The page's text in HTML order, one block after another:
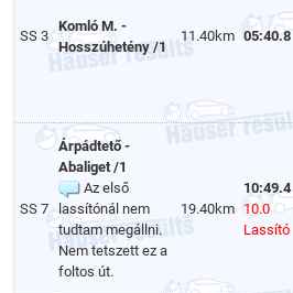
SS 3
Komló M. -
Hosszúhetény /1
11.40km 05:40.8
SS 7
Árpádtető -
Abaliget /1
Az első
lassítónál nem
tudtam megállni.
Nem tetszett ez a
foltos út.
19.40km
10:49.4
10.0
Lassító